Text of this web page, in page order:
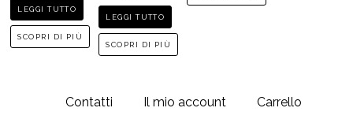
LEGGI TUTTO
SCOPRI DI PIÙ
LEGGI TUTTO
SCOPRI DI PIÙ
Contatti Il mio account Carrello